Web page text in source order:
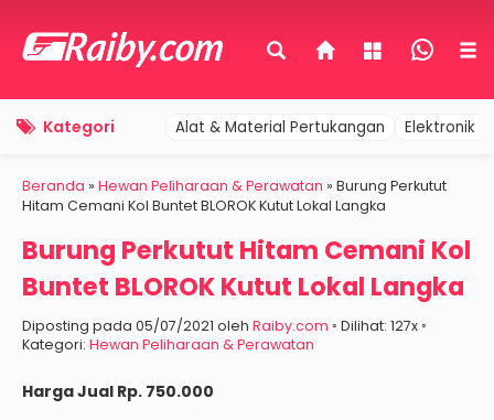
Kategori Alat & Material Pertukangan Elektronik
Beranda » Hewan Peliharaan & Perawatan » Burung Perkutut
Hitam Cemani Kol Buntet BLOROK Kutut Lokal Langka
Burung Perkutut Hitam Cemani Kol
Buntet BLOROK Kutut Lokal Langka
Diposting pada 05/07/2021 oleh Raiby.com ◦ Dilihat: 127x ◦
Kategori: Hewan Peliharaan & Perawatan
Harga Jual Rp. 750.000